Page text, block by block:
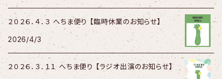
２０２６．４．３ へちま便り 【臨時休業のお知らせ】
2026/4/3
２０２６．３．１１ へちま便り 【ラジオ出演のお知らせ】